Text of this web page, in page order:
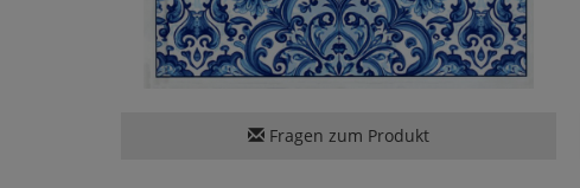
Fragen zum Produkt